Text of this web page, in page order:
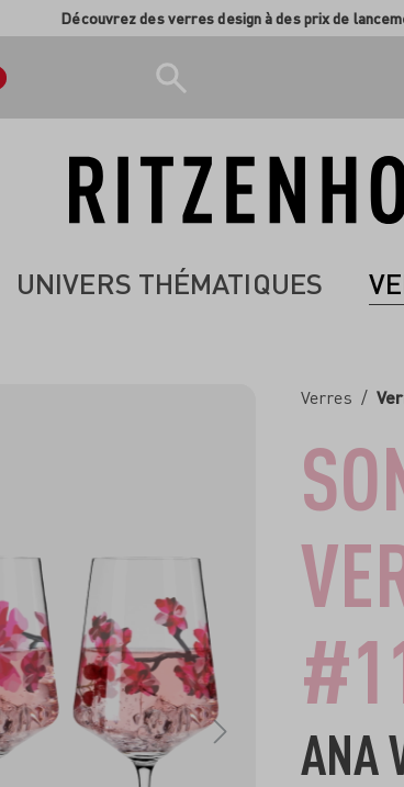
Découvrez des verres design à des prix de
UNIVERS THÉMATIQUES
Verres /
ANA